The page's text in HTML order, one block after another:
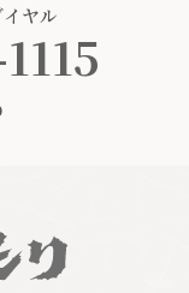
ヤル